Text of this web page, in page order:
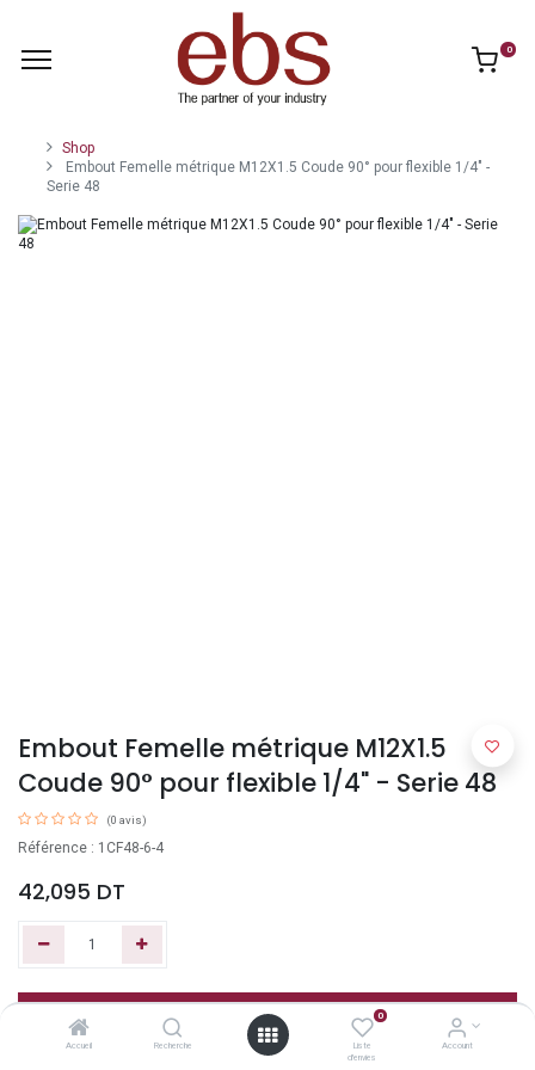
Accueil Recherche
0
Liste
d'envies
Account
0
Shop
Embout Femelle métrique M12X1.5 Coude 90° pour flexible 1/4" -
Serie 48
Embout Femelle métrique M12X1.5
Coude 90° pour flexible 1/4" - Serie 48
(0 avis)
Référence : 1CF48-6-4
42,095 DT
Ajouter au panier